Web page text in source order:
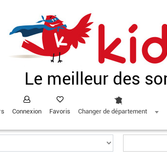
Le meilleur des
Connexion Favoris Changer de département